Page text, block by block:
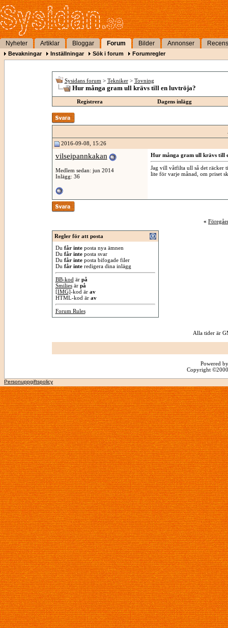
Nyheter Artiklar Bloggar Forum Bilder Annonser
Bevakningar Inställningar Sök i forum Forumregler
Sysidans forum > Tekniker > Tovning
Hur många gram ull krävs till en luvtröja?
Registrera Dagens inlägg
2016-09-08, 15:26
vilseipannkakan
Medlem sedan: jun 2014
Inlägg: 36
Hur många gram ull krävs till
Jag vill våtfilta ull så det räcker
lite för varje månad, om priset
«
Regler för att posta
Du får inteposta nya ämnen
Du får inteposta svar
Du får inteposta bifogade filer
Du får interedigera dina inlägg
BB-kod är på
Smiliesär på
[IMG]-kod är av
HTML-kod är av
Forum Rules
Alla tider är
Powered
Copyright
Personuppgiftspolicy